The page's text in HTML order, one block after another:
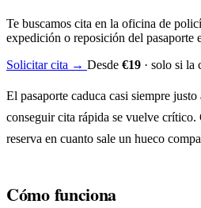
Te buscamos cita en la oficina de
expedición o reposición del pasaporte
Solicitar cita → Desde €19 · solo si la
El pasaporte caduca casi siempre
conseguir cita rápida se vuelve
reserva en cuanto sale un hueco
Cómo funciona